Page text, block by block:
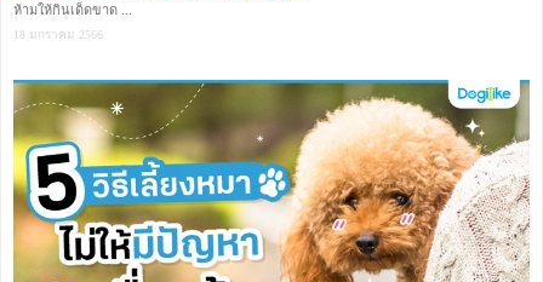
ห้ามให้กินเด็ดขาด ...
18 มกราคม 2566